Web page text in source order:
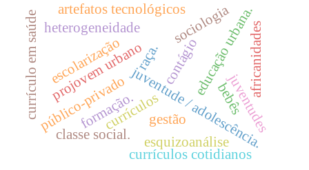
currículos
projovem urbanojuventude / adolescência.
e
d
u
c
a
ç
ã
o
u
r
b
a
n
a
.
classe social.
raça.
gestão juventudes
escolarização
heterogeneidade
público-privado
currículos cotidianos
artefatos tecnológicos
esquizoanálise
formação. bebês
contágio africanidades
sociologia
currículo em saúde